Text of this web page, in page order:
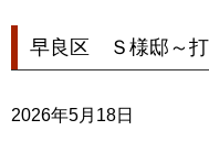
早良区 Ｓ様邸～打
2026年5月18日